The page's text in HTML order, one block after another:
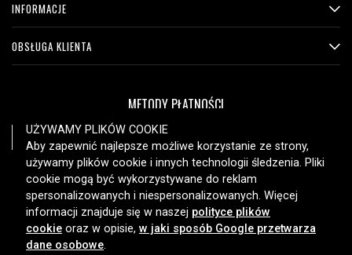
INFORMACJE
OBSŁUGA KLIENTA
METODY PŁATNOŚCI
OPCJE DOSTAWY
UŻYWAMY PLIKÓW COOKIE
Aby zapewnić najlepsze możliwe korzystanie ze strony,
używamy plików cookie i innych technologii śledzenia. Pliki
cookie mogą być wykorzystywane do reklam
spersonalizowanych i niespersonalizowanych. Więcej
informacji znajduje się w naszej polityce plików
cookie oraz w opisie, w jaki sposób Google przetwarza
dane osobowe.